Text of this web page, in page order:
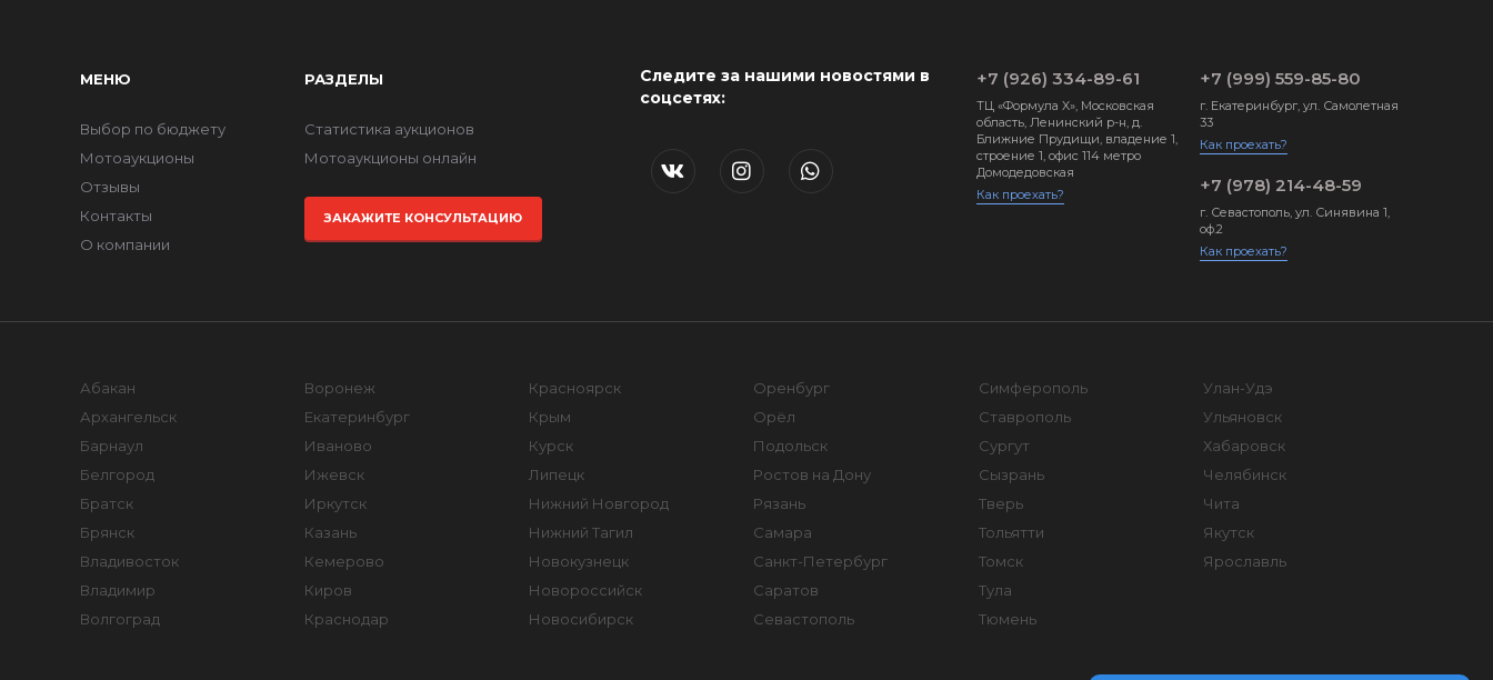
МЕНЮ
Выбор по бюджету
Мотоаукционы
Отзывы
Контакты
О компании
РАЗДЕЛЫ
Статистика аукционов
Мотоаукционы онлайн
ЗАКАЖИТЕ КОНСУЛЬТАЦИЮ
Следите за нашими новостями в
соцсетях:
+7 (926) 334-89-61
ТЦ «Формула X», Московская
область, Ленинский р-н, д.
Ближние Прудищи, владение 1,
строение 1, офис 114 метро
Домодедовская
Как проехать?
+7 (999) 559-85-80
г. Екатеринбург, ул. Самолетная
33
Как проехать?
+7 (978) 214-48-59
г. Севастополь, ул. Синявина 1,
оф.2
Как проехать?
Абакан
Архангельск
Барнаул
Белгород
Братск
Брянск
Владивосток
Владимир
Волгоград
Воронеж
Екатеринбург
Иваново
Ижевск
Иркутск
Казань
Кемерово
Киров
Краснодар
Красноярск
Крым
Курск
Липецк
Нижний Новгород
Нижний Тагил
Новокузнецк
Новороссийск
Новосибирск
Оренбург
Орёл
Подольск
Ростов на Дону
Рязань
Самара
Санкт-Петербург
Саратов
Севастополь
Симферополь
Ставрополь
Сургут
Сызрань
Тверь
Тольятти
Томск
Тула
Тюмень
Улан-Удэ
Ульяновск
Хабаровск
Челябинск
Чита
Якутск
Ярославль